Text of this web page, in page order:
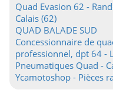
Quad Evasion 62 -
Calais (62)
QUAD BALADE SUD
Concessionnaire de
professionnel, dpt 64 -
Pneumatiques Quad -
Ycamotoshop - Pièces